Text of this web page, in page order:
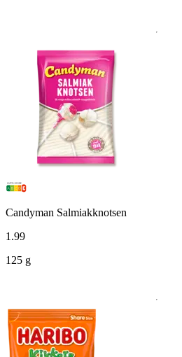
Candyman Salmiakknotsen
1 .99
125 g